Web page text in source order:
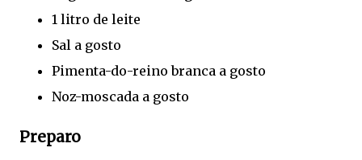
1 litro de leite
Sal a gosto
Pimenta-do-reino branca a gosto
Noz-moscada a gosto
Preparo